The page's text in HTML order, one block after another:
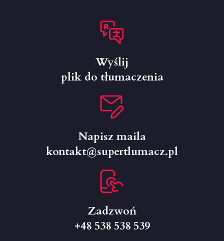
Wyślij
plik do tłumaczenia
Napisz maila
kontakt@supertlumacz.pl
Zadzwoń
+48 538 538 539